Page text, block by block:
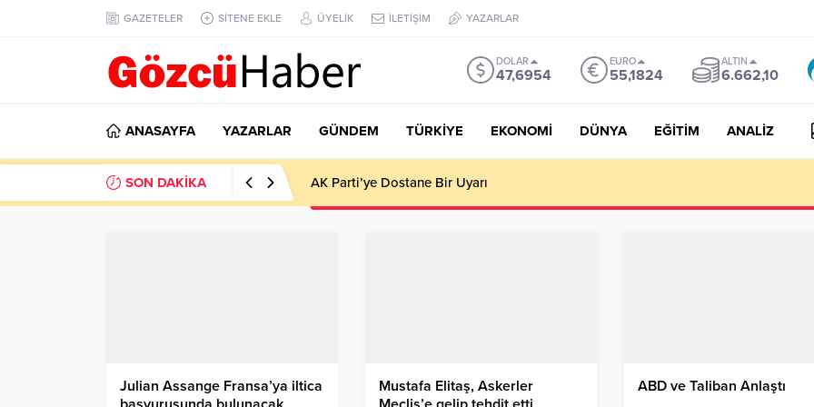
GAZETELER SİTENE EKLE ÜYELİK İLETİŞİM YAZARLAR
DOLAR
47,6954
EURO
55,1824
ALTIN
6.662,10
ANASAYFA YAZARLAR GÜNDEM TÜRKİYE EKONOMİ DÜNYA EĞİTİM ANALİZ
SON DAKİKA AK Parti’ye Dostane Bir Uyarı
Julian Assange Fransa’ya iltica
Mustafa Elitaş, Askerler
ABD ve Taliban Anlaştı